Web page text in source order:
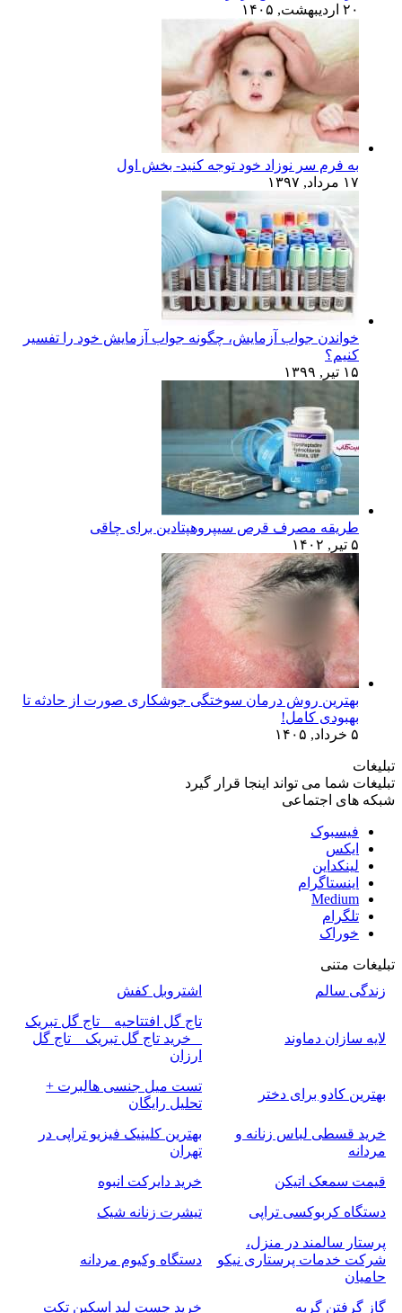
۲۰ اردیبهشت, ۱۴۰۵
به فرم سر نوزاد خود توجه کنید- بخش اول
۱۷ مرداد, ۱۳۹۷
خواندن جواب آزمایش، چگونه جواب آزمایش خود را تفسیر
کنیم؟
۱۵ تیر, ۱۳۹۹
طریقه مصرف قرص سیپروهپتادین برای چاقی
۵ تیر, ۱۴۰۲
بهترین روش درمان سوختگی جوشکاری صورت از حادثه تا
بهبودی کامل!
۵ خرداد, ۱۴۰۵
تبلیغات
تبلیغات شما می تواند اینجا قرار گیرد
شبکه های اجتماعی
فیسبوک
ایکس
لینکداین
اینستاگرام
Medium
تلگرام
خوراک
تبلیغات متنی
زندگی سالم
اشتروبل کفش
لایه سازان دماوند
تاج گل افتتاحیه _ تاج گل تبریک
_ خرید تاج گل تبریک _ تاج گل
ارزان
بهترین کادو برای دختر
تست میل جنسی هالبرت +
تحلیل رایگان
خرید قسطی لباس زنانه و
مردانه
بهترین کلینیک فیزیو تراپی در
تهران
قیمت سمعک اتیکن
خرید دایرکت انبوه
دستگاه کربوکسی تراپی
تیشرت زنانه شیک
پرستار سالمند در منزل،
شرکت خدمات پرستاری نیکو
حامیان
دستگاه وکیوم مردانه
گاز گرفتن گربه خرید چست لید اسکین تکت